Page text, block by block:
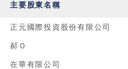
主要股東名稱
正元國際投資股份有限公司
郝Ｏ
在華有限公司